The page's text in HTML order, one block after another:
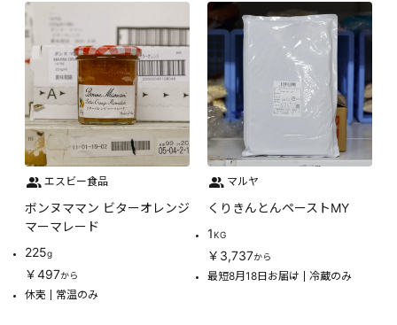
エスビー食品
ボンヌママン ビターオレンジ
マーマレード
225g
￥497から
休売 常温のみ
マルヤ
くりきんとんペーストMY
1KG
￥3,737から
最短8月18日お届け 冷蔵のみ